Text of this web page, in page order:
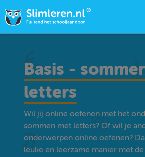
Basis -
letters
Wil jij online oefenen met het
sommen met letters? Of wil je
onderwerpen online oefenen?
leuke en leerzame manier met